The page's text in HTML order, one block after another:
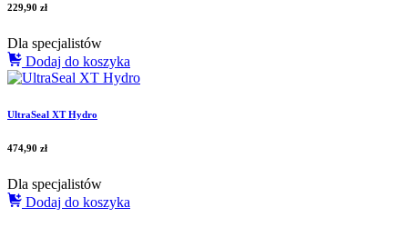
229,90 zł
Dla specjalistów
Dodaj do koszyka
UltraSeal XT Hydro
474,90 zł
Dla specjalistów
Dodaj do koszyka